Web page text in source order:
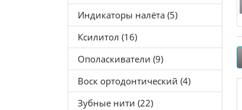
Индикаторы налёта (5)
Ксилитол (16)
Ополаскиватели (9)
Воск ортодонтический (4)
Зубные нити (22)